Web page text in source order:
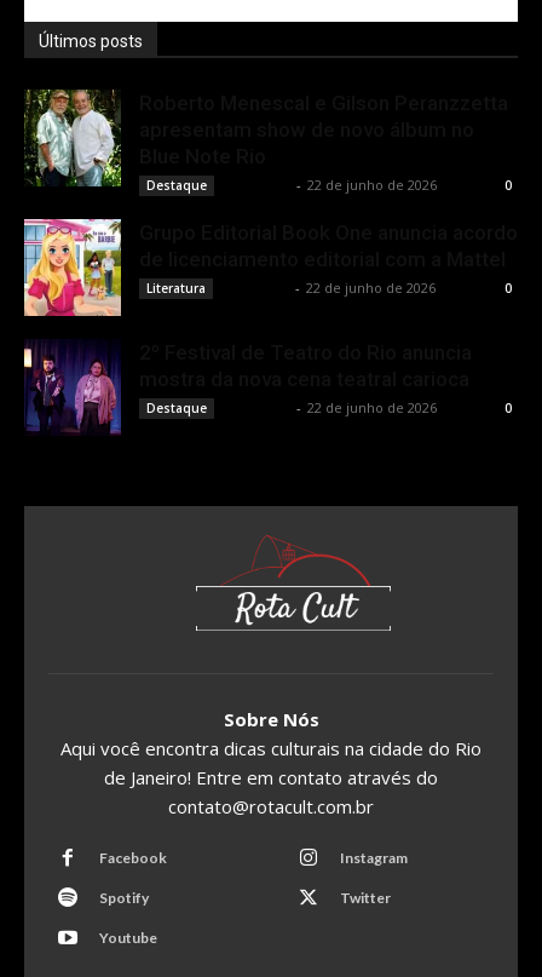
Últimos posts
Destaque - 22 de junho de 2026 0
Literatura - 22 de junho de 2026 0
Destaque - 22 de junho de 2026 0
Sobre Nós
Aqui você encontra dicas culturais na cidade do Rio
de Janeiro! Entre em contato através do
contato@rotacult.com.br
Facebook Instagram
Spotify Twitter
Youtube